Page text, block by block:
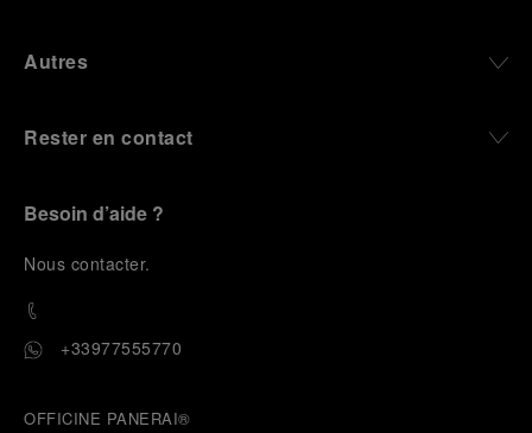
Autres
Rester en contact
Besoin d’aide ?
Nous contacter.
+33977555770
OFFICINE PANERAI®